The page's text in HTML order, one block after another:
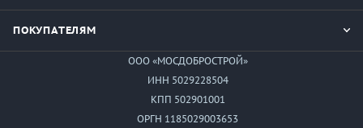
ПОКУПАТЕЛЯМ
ООО «МОСДОБРОСТРОЙ»
ИНН 5029228504
КПП 502901001
ОРГН 1185029003653